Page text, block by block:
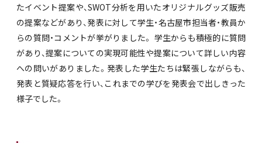
たイベント提案や、SWOT分析を用いたオリジナルグッズ販売
の提案などがあり、発表に対して学生・名古屋市担当者・教員か
らの質問・コメントが挙がりました。 学生からも積極的に質問
があり、提案についての実現可能性や提案について詳しい内容
への問いがありました。発表した学生たちは緊張しながらも、
発表と質疑応答を行い、これまでの学びを発表会で出しきった
様子でした。